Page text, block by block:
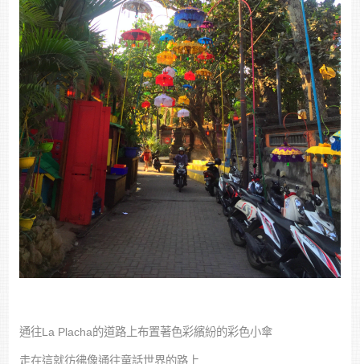
通往La Placha的道路上布置著色彩繽紛的彩色小傘
走在這就彷彿像通往童話世界的路上